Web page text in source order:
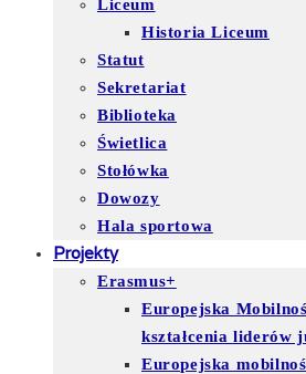
Liceum
Historia Liceum
Statut
Sekretariat
Biblioteka
Świetlica
Stołówka
Dowozy
Hala sportowa
Projekty
Erasmus+
Europejska
kształcenia liderów
Europejska